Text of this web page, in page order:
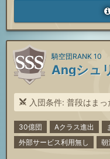
Angシュ
騎空団RANK 10
入団条件: 普段はまったり
30億団 Aクラス進出
外部サービス利用無し
朝